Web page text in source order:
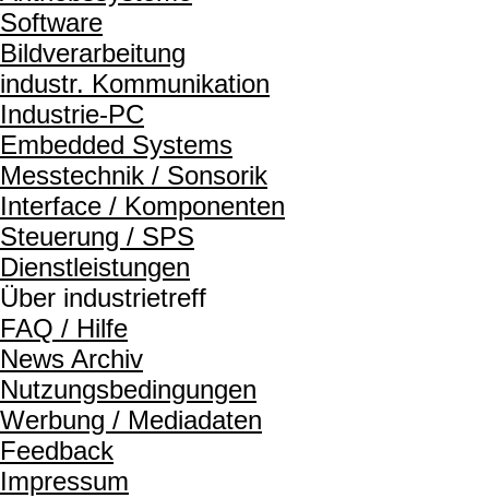
Software
Bildverarbeitung
industr. Kommunikation
Industrie-PC
Embedded Systems
Messtechnik / Sonsorik
Interface / Komponenten
Steuerung / SPS
Dienstleistungen
Über industrietreff
FAQ / Hilfe
News Archiv
Nutzungsbedingungen
Werbung / Mediadaten
Feedback
Impressum